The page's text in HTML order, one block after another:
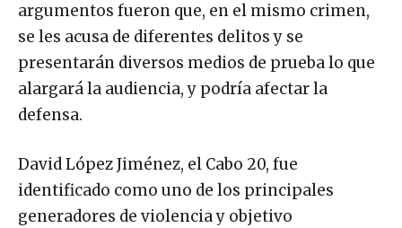
argumentos fueron que, en el mismo crimen,
se les acusa de diferentes delitos y se
presentarán diversos medios de prueba lo que
alargará la audiencia, y podría afectar la
defensa.
David López Jiménez, el Cabo 20, fue
identificado como uno de los principales
generadores de violencia y objetivo